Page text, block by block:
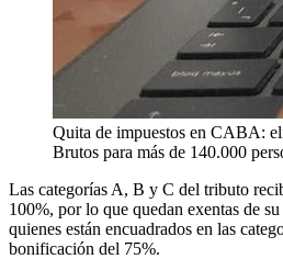
Quita de impuestos en CABA:
Brutos para más de 140.000
Las categorías A, B y C del tributo
100%, por lo que quedan exentas de
quienes están encuadrados en las
bonificación del 75%.